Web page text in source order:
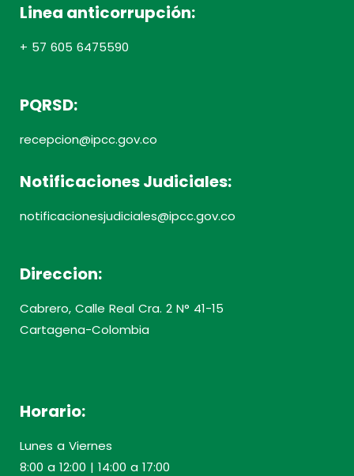
Linea anticorrupción:
+ 57 605 6475590
PQRSD:
recepcion@ipcc.gov.co
Notificaciones Judiciales:
notificacionesjudiciales@ipcc.gov.co
Direccion:
Cabrero, Calle Real Cra. 2 N° 41-15
Cartagena-Colombia
Horario:
Lunes a Viernes
8:00 a 12:00 | 14:00 a 17:00